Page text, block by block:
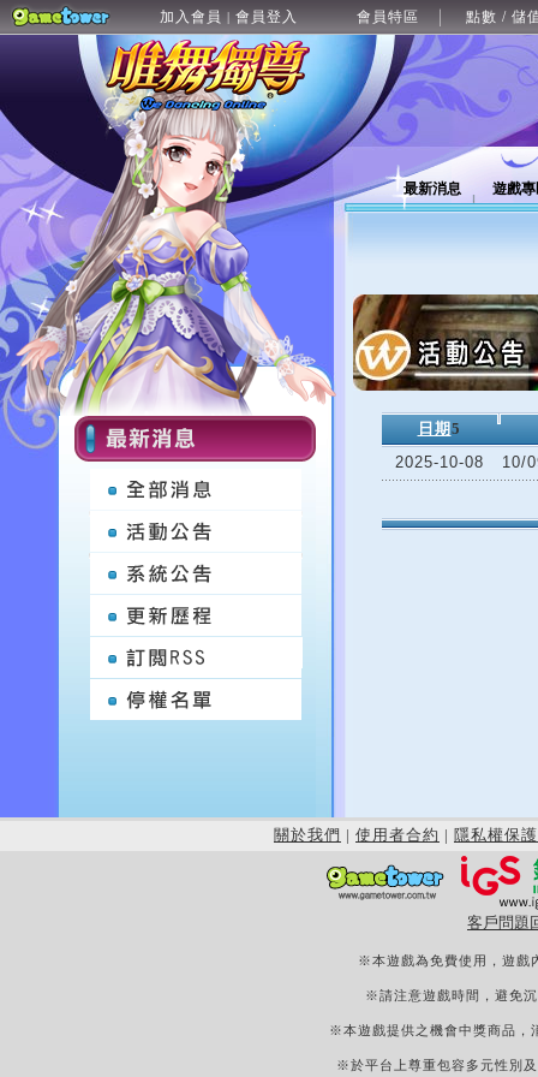
加入會員 | 會員登入 會員特區 點數 / 儲
最新消息 遊戲
日期 5
2025-10-08
10/
關於我們 | 使用者合約 | 隱私權保護
客戶問題
※本遊戲為免費使用，遊戲
※請注意遊戲時間，避免
※本遊戲提供之機會中獎商品，
※於平台上尊重包容多元性別